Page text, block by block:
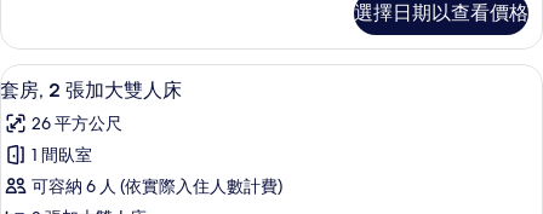
大
雙
人
床,
無
障
客
房,
2
加
大
雙
人
選擇日期以查看價格
顯
示
套
房,
2
高級寢具、書桌、筆電工作空間、免
11
套房, 2 張加大雙人床
26 平方公尺
1 間臥室
可容納 6 人 (依實際入住人數計費)